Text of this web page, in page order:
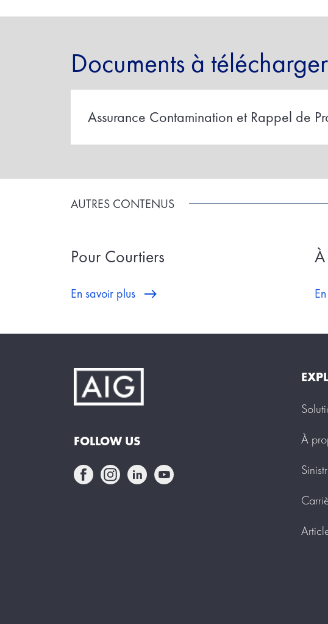
Documents à télécharger
Assurance Contamination et Rappel de
AUTRES CONTENUS
Pour Courtiers
En savoir plus
FOLLOW US
À